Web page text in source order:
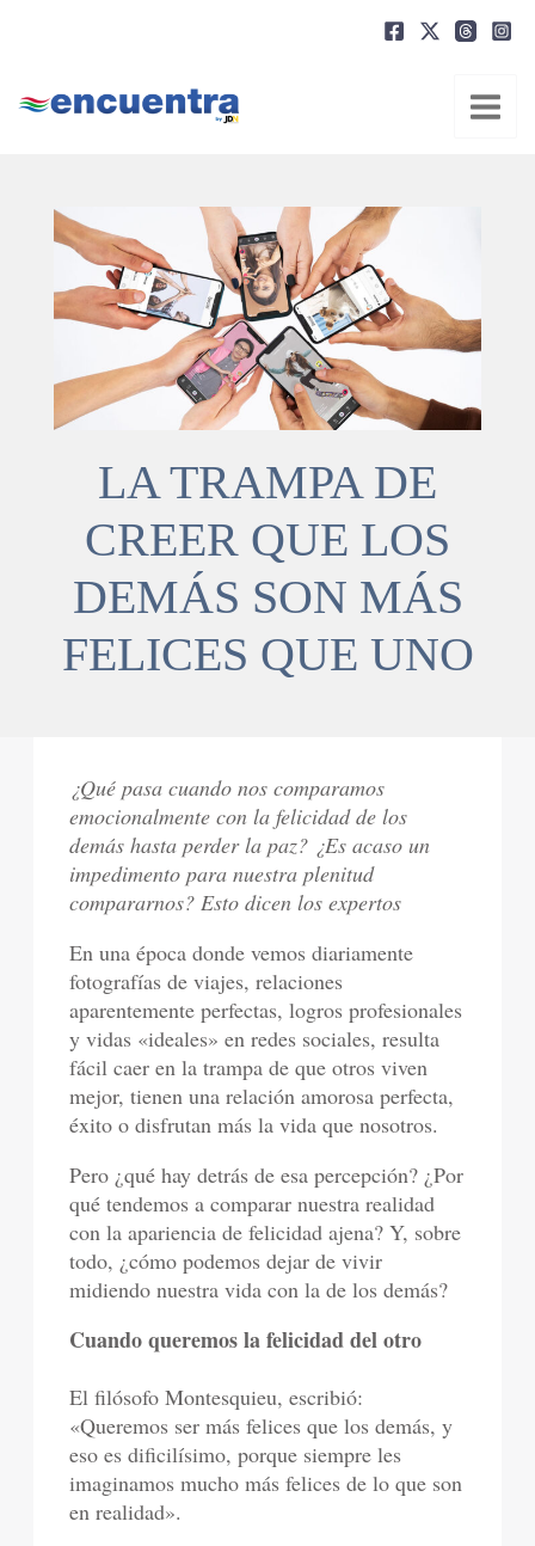
LA TRAMPA DE
CREER QUE LOS
DEMÁS SON MÁS
FELICES QUE UNO
¿Qué pasa cuando nos comparamos
emocionalmente con la felicidad de los
demás hasta perder la paz? ¿Es acaso un
impedimento para nuestra plenitud
compararnos? Esto dicen los expertos
En una época donde vemos diariamente
fotografías de viajes, relaciones
aparentemente perfectas, logros profesionales
y vidas «ideales» en redes sociales, resulta
fácil caer en la trampa de que otros viven
mejor, tienen una relación amorosa perfecta,
éxito o disfrutan más la vida que nosotros.
Pero ¿qué hay detrás de esa percepción? ¿Por
qué tendemos a comparar nuestra realidad
con la apariencia de felicidad ajena? Y, sobre
todo, ¿cómo podemos dejar de vivir
midiendo nuestra vida con la de los demás?
Cuando queremos la felicidad del otro
El filósofo Montesquieu, escribió:
«Queremos ser más felices que los demás, y
eso es dificilísimo, porque siempre les
imaginamos mucho más felices de lo que son
en realidad».